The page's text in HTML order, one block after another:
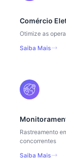
Comércio
Otimize as
Saiba Mais
Rastreamento
concorrentes
Saiba Mais